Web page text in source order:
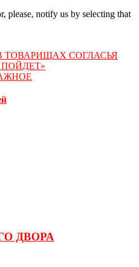
please, notify us by selecting that
ТОВАРИЩАХ СОГЛАСЬЯ
ДВОРА